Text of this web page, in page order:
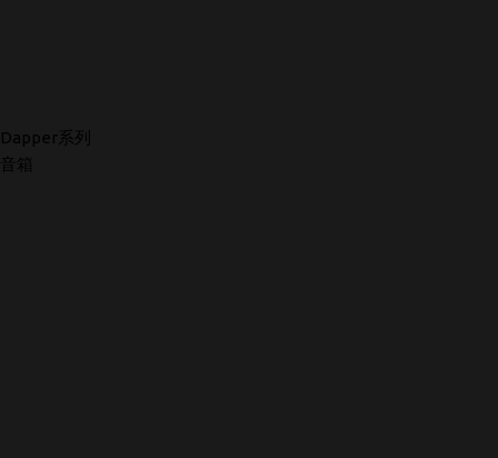
Dapper系列
音箱